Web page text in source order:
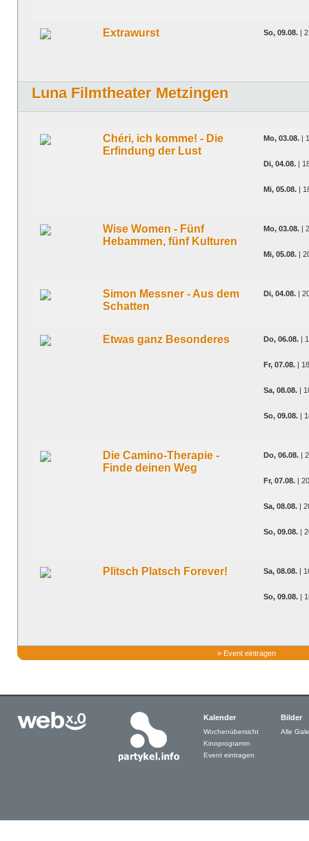
Extrawurst So, 09.08. |
Luna Filmtheater Metzingen
Chéri, ich komme! - Die
Erfindung der Lust
Mo, 03.08. |
Di, 04.08. |
Mi, 05.08. |
Wise Women - Fünf
Hebammen, fünf Kulturen
Mo, 03.08. |
Mi, 05.08. |
Simon Messner - Aus dem
Schatten
Di, 04.08. |
Etwas ganz Besonderes Do, 06.08. |
Fr, 07.08. |
Sa, 08.08. |
So, 09.08. |
Die Camino-Therapie -
Finde deinen Weg
Do, 06.08. |
Fr, 07.08. |
Sa, 08.08. |
So, 09.08. |
Plitsch Platsch Forever! Sa, 08.08. |
So, 09.08. |
» Event eintragen
Kalender
Wochenübersicht
Kinoprogramm
Event eintragen
Bilder
Alle